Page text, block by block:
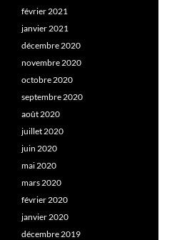
février 2021
janvier 2021
décembre 2020
novembre 2020
octobre 2020
septembre 2020
août 2020
juillet 2020
juin 2020
mai 2020
mars 2020
février 2020
janvier 2020
décembre 2019